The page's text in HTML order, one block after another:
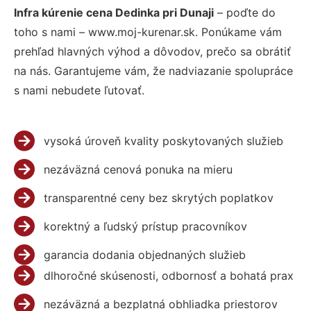
Infra kúrenie cena Dedinka pri Dunaji – poďte do
toho s nami – www.moj-kurenar.sk. Ponúkame vám
prehľad hlavných výhod a dôvodov, prečo sa obrátiť
na nás. Garantujeme vám, že nadviazanie spolupráce
s nami nebudete ľutovať.
vysoká úroveň kvality poskytovaných služieb
nezáväzná cenová ponuka na mieru
transparentné ceny bez skrytých poplatkov
korektný a ľudský prístup pracovníkov
garancia dodania objednaných služieb
dlhoročné skúsenosti, odbornosť a bohatá prax
nezáväzná a bezplatná obhliadka priestorov